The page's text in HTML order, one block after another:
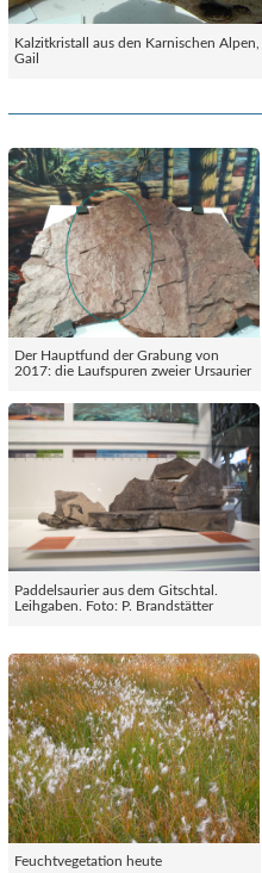
Kalzitkristall aus den Karnischen
Gail
Der Hauptfund der Grabung von
2017: die Laufspuren zweier Ursaurier
Paddelsaurier aus dem Gitschtal.
Leihgaben. Foto: P. Brandstätter
Feuchtvegetation heute